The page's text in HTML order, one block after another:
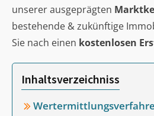
unserer ausgeprägten
bestehende & zukünftige
Sie nach einen kostenlosen
Inhaltsverzeichniss